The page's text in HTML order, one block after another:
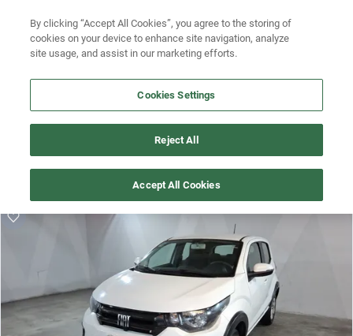
Ubicación
Busca por versión
Busca por versión
By clicking “Accept All Cookies”, you agree to the storing of
cookies on your device to enhance site navigation, analyze
site usage, and assist in our marketing efforts.
Cookies Settings
Reject All
Accept All Cookies